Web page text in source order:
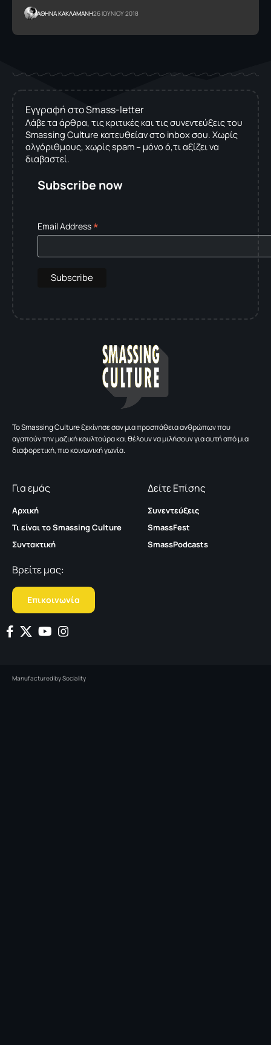
AΘΗΝΑ ΚΑΚΛΑΜΑΝΗ26 ΙΟΥΝΙΟΥ 2018
Εγγραφή στο Smass-letter
Λάβε τα άρθρα, τις κριτικές και τις συνεντεύξεις του
Smassing Culture κατευθείαν στο inbox σου. Χωρίς
αλγόριθμους, χωρίς spam – μόνο ό,τι αξίζει να
διαβαστεί.
Subscribe now
Email Address*
To Smassing Culture ξεκίνησε σαν μια προσπάθεια ανθρώπων που
αγαπούν την μαζική κουλτούρα και θέλουν να μιλήσουν για αυτή από μια
διαφορετική, πιο κοινωνική γωνία.
Για εμάς
Αρχική
Τι είναι το Smassing Culture
Συντακτική
Δείτε Επίσης
Συνεντεύξεις
SmassFest
SmassPodcasts
Βρείτε μας:
Επικοινωνία
Manufactured bySociality